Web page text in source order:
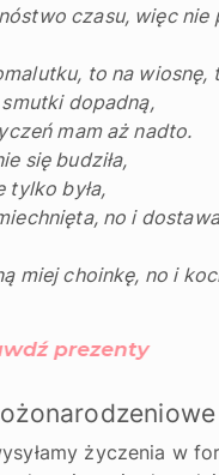
czasu, więc nie
to na
dopadną,
mam aż nadto.
się budziła,
tylko była,
no i
miej choinkę, no i
życzenia w